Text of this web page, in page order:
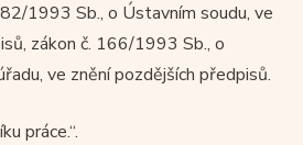
1993 Sb., o Ústavním soudu, ve
zákon č. 166/1993 Sb., o
ve znění pozdějších předpisů.
práce.“.